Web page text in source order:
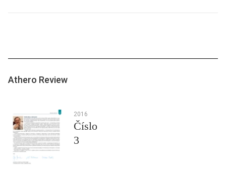
Athero Review
2016
Číslo
3